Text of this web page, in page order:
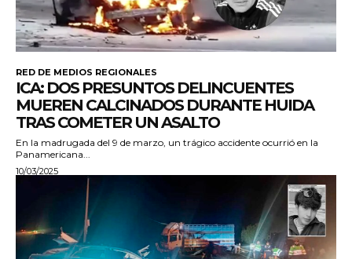
RED DE MEDIOS REGIONALES
ICA: DOS PRESUNTOS DELINCUENTES
MUEREN CALCINADOS DURANTE HUIDA
TRAS COMETER UN ASALTO
En la madrugada del 9 de marzo, un trágico accidente ocurrió en la
Panamericana...
10/03/2025